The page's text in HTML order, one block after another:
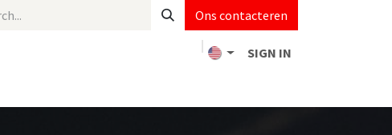
Ons contacteren
SIGN IN